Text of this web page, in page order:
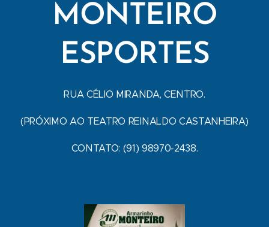
MONTEIRO
ESPORTES
RUA CÉLIO MIRANDA, CENTRO.
(PRÓXIMO AO TEATRO REINALDO CASTANHEIRA)
CONTATO: (91) 98970-2438.